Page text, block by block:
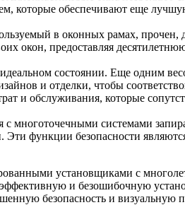
которые обеспечивают еще
в оконных рамах, прочен,
окон, предоставляя
состоянии. Еще одним
и отделки, чтобы
и обслуживания, которые
многоточечными системами
Эти функции безопасности
установщиками с
и безошибочную
безопасность и визуальную